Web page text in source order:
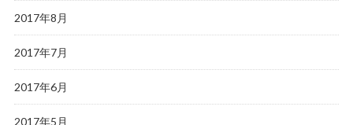
2017年8月
2017年7月
2017年6月
2017年5月